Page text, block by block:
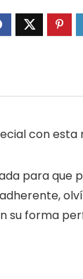
con
para que
su forma